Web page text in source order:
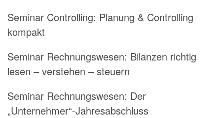
Seminar Controlling: Planung & Controlling
kompakt
Seminar Rechnungswesen: Bilanzen richtig
lesen – verstehen – steuern
Seminar Rechnungswesen: Der
„Unternehmer“-Jahresabschluss